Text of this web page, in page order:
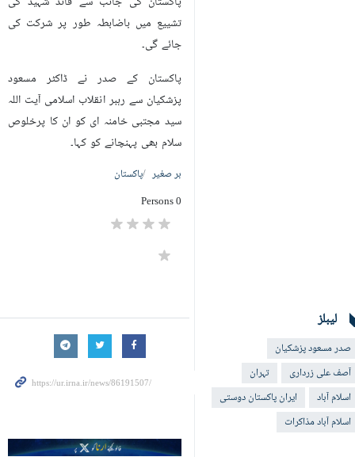
تشییع میں باضابطہ طور پر شرکت کی
جائے گی۔
پاکستان کے صدر نے ڈاکٹر مسعود
پزشکیان سے رہبر انقلاب اسلامی آیت اللہ
سید مجتبی خامنہ ای کو ان کا پرخلوص
سلام بھی پہنچانے کو کہا۔
بر صغیر پاکستان
0 Persons
لیبلز
صدر مسعود پزشکیان
آصف علی زرداری
تہران
اسلام آباد
ایران پاکستان دوستی
اسلام آباد مذاکرات